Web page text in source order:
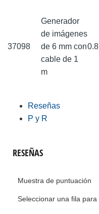
37098
Generador
de imágenes
de 6 mm con
cable de 1
m
0.8
Reseñas
P y R